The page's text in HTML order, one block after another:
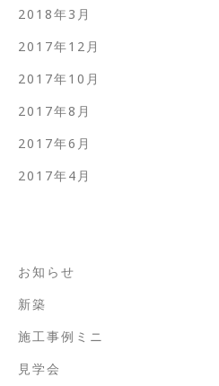
2018年3月
2017年12月
2017年10月
2017年8月
2017年6月
2017年4月
お知らせ
新築
施工事例ミニ
見学会